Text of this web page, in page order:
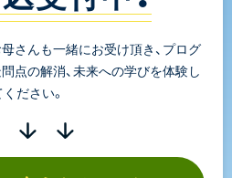
さんも一緒にお受け頂き、プログ
点の解消、未来への学びを体験し
ださい。